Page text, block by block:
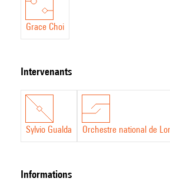
Grace Choi
intervenants
Sylvio Gualda Orchestre national de
informations